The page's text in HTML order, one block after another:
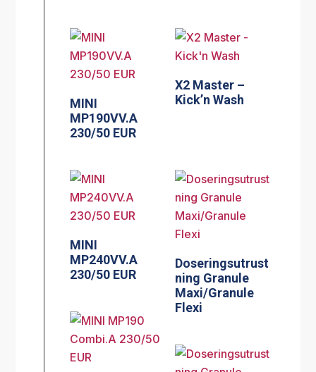
MINI
MP190VV.A
230/50 EUR
X2 Master –
Kick’n Wash
MINI
MP240VV.A
230/50 EUR
Doseringsutrust
ning Granule
Maxi/Granule
Flexi